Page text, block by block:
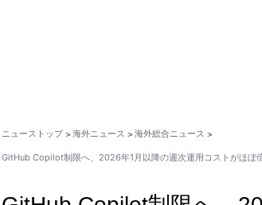
ニューストップ > 海外ニュース > 海外総合ニュース >
GitHub Copilot制限へ、2026年1月以降の週次運用コストがほぼ